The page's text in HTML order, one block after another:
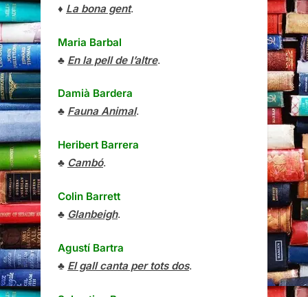
♦ La bona gent.
Maria Barbal
♣ En la pell de l’altre.
Damià Bardera
♣ Fauna Animal.
Heribert Barrera
♣ Cambó.
Colin Barrett
♣ Glanbeigh.
Agustí Bartra
♣ El gall canta per tots dos.